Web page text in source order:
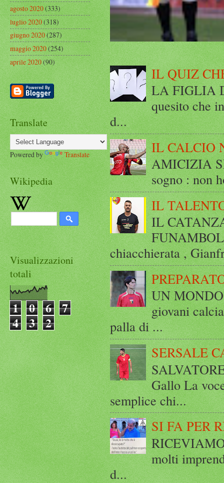
IL QUIZ
LA FIGLIA
quesito che
d...
IL CALCIO
AMICIZIA
sogno : non
IL
IL
chiacchierata ,
UN
giovani
palla di ...
SERSALE
Gallo La
semplice chi...
SI FA PER
molti
d...
agosto 2020(333)
luglio 2020(318)
giugno 2020(287)
maggio 2020(254)
aprile 2020(90)
Translate
Powered by Translate
Wikipedia
Visualizzazioni
totali
1 0 6 7
4 3 2